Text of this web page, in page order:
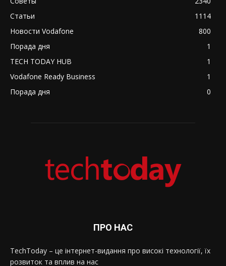
Статьи
1114
Новости Vodafone
800
Порада дня
1
TECH TODAY HUB
1
Vodafone Ready Business
1
Порада дня
0
ПРО НАС
TechToday – це інтернет-видання про високі технології, їх
розвиток та вплив на нас